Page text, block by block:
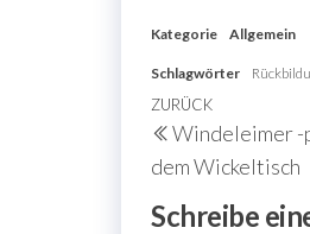
Kategorie Allgemein
Schlagwörter
Vorheriger
Beitrag
ZURÜCK
Windeleimer -
dem Wickeltisch
Schreibe